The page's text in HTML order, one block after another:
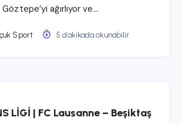
Göztepe’yi ağırlıyor ve…
Sport 5 dakikada okunabilir
LİGİ | FC Lausanne – Beşiktaş